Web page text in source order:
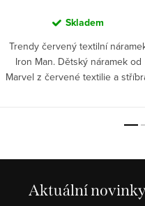
Skladem
Trendy červený textilní
Iron Man. Dětský náramek od
Marvel z červené textilie a
Aktuální novinky